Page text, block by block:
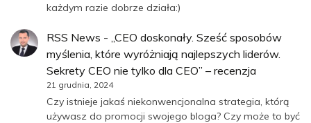
każdym razie dobrze działa:)
RSS News - „CEO doskonały. Sześć sposobów
myślenia, które wyróżniają najlepszych liderów.
Sekrety CEO nie tylko dla CEO” – recenzja
21 grudnia, 2024
Czy istnieje jakaś niekonwencjonalna strategia, którą
używasz do promocji swojego bloga? Czy może to być